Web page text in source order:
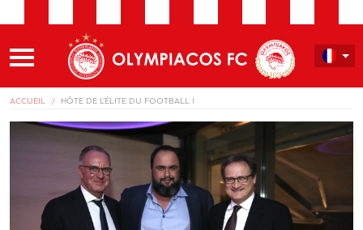
ACCUEIL HÔTE DE L’ÉLITE DU FOOTBALL !